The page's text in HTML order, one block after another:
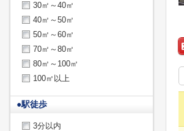
30㎡～40㎡
40㎡～50㎡
50㎡～60㎡
70㎡～80㎡
80㎡～100㎡
100㎡以上
●駅徒歩
3分以内